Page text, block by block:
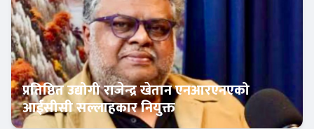
प्रतिष्ठित उद्योगी राजेन्द्र खेतान एनआरएनएको
आईसीसी सल्लाहकार नियुक्त